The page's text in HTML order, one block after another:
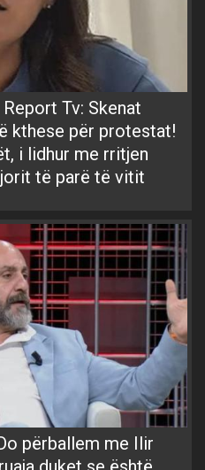
Tv: Skenat
kthese për protestat!
i lidhur me rritjen
të parë të vitit
përballem me Ilir